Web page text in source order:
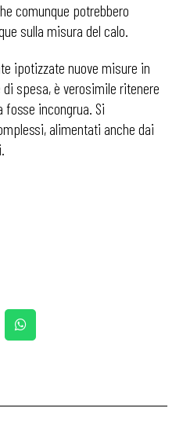
comunque potrebbero
sulla misura del calo.
ipotizzate nuove misure in
spesa, è verosimile ritenere
incongrua. Si
alimentati anche dai